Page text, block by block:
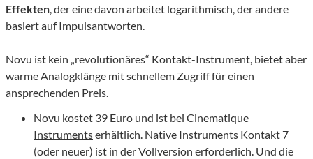
Effekten, der eine davon arbeitet logarithmisch, der andere
basiert auf Impulsantworten.
Novu ist kein „revolutionäres“ Kontakt-Instrument, bietet aber
warme Analogklänge mit schnellem Zugriff für einen
ansprechenden Preis.
Novu kostet 39 Euro und ist bei Cinematique
Instrumentserhältlich. Native Instruments Kontakt 7
(oder neuer) ist in der Vollversion erforderlich. Und die